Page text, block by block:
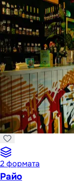
2формата
Райо